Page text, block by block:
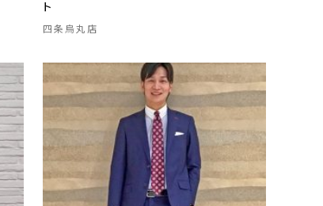
ト
四条烏丸店